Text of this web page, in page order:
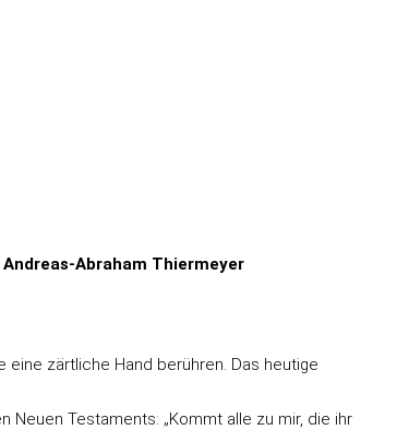
Abraham Thiermeyer
eine zärtliche Hand berühren. Das heutige
Neuen Testaments: „Kommt alle zu mir, die ihr